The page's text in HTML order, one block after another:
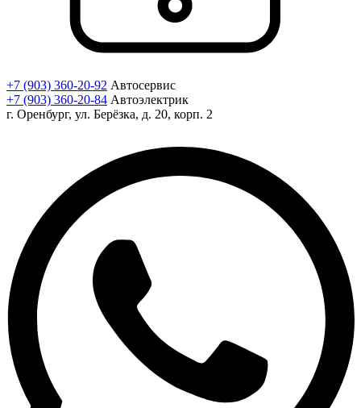
+7 (903) 360-20-92 Автосервис
+7 (903) 360-20-84 Автоэлектрик
г. Оренбург, ул. Берёзка, д. 20, корп. 2